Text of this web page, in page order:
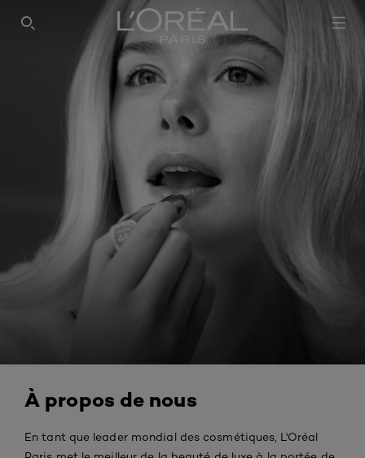
À propos de nous
En tant que leader mondial des cosmétiques, L'Oréal